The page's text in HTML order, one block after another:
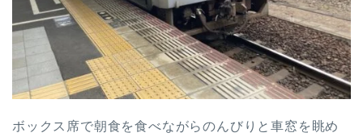
ボックス席で朝食を食べながらのんびりと車窓を眺め